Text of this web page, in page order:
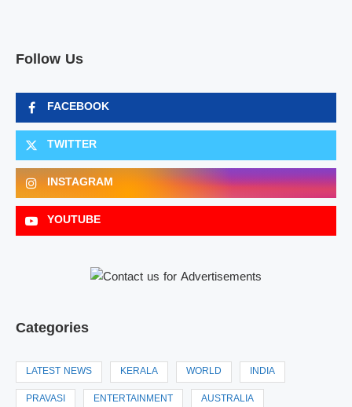
Follow Us
FACEBOOK
TWITTER
INSTAGRAM
YOUTUBE
Categories
LATEST NEWS KERALA WORLD INDIA
PRAVASI ENTERTAINMENT AUSTRALIA